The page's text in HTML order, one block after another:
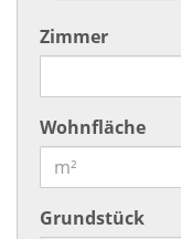
Zimmer
Wohnfläche
Grundstück